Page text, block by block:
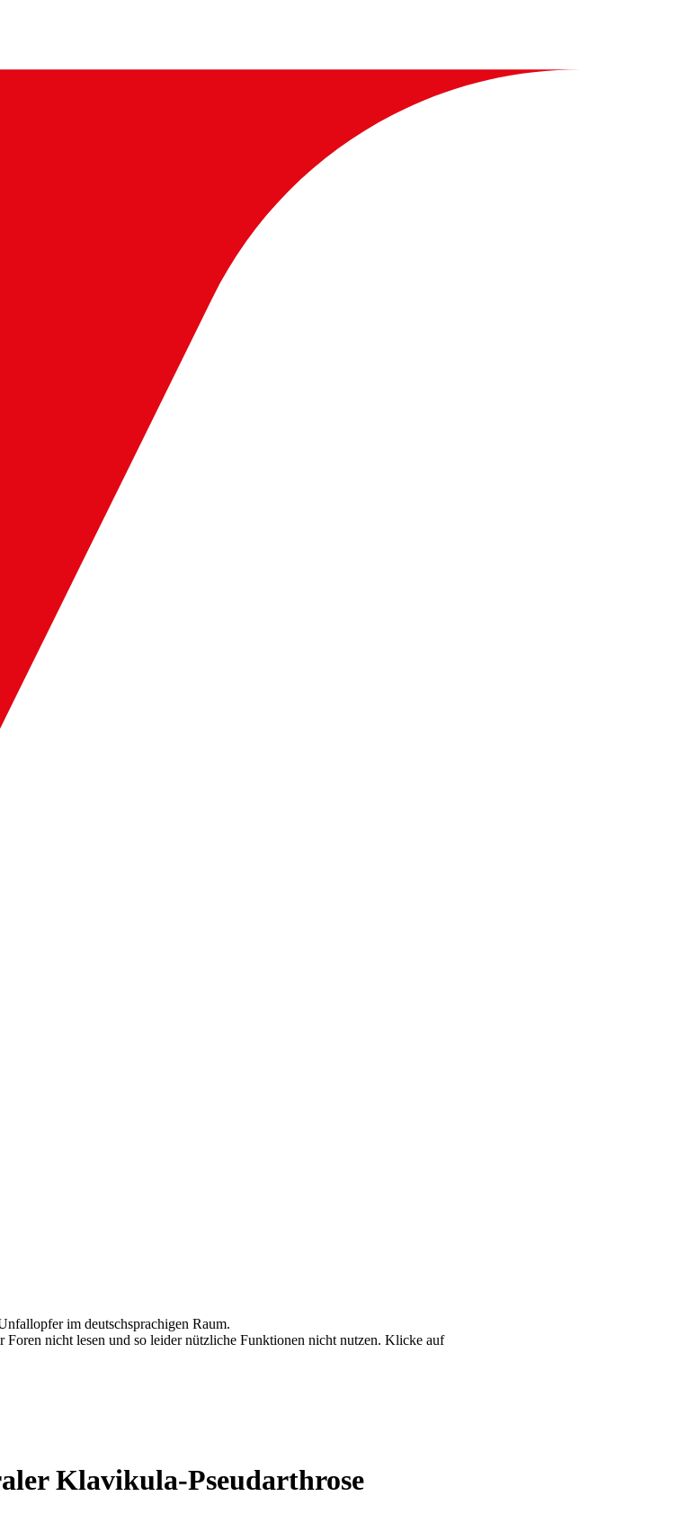
im deutschsprachigen Raum.
nicht lesen und so leider nützliche Funktionen nicht nutzen. Klicke auf
Klavikula-Pseudarthrose